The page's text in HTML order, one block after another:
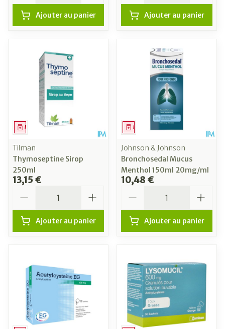
Ajouter au panier Ajouter au panier
Médicament
Tilman
Thymoseptine Sirop
250ml
13,15 €
Ajouter au panier
Médicament
Johnson & Johnson
Bronchosedal Mucus
Menthol 150ml 20mg/ml
10,48 €
Ajouter au panier